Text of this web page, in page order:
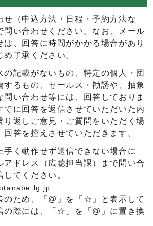
せ（申込方法・日程・予約方法な
問い合わせください。なお、メール
は、回答に時間がかかる場合があり
め了承ください。
の記載がないもの、特定の個人・団
するもの、セールス・勧誘や、抽象
問い合わせ等には、回答しておりま
でに回答を返信させていただいた内
り返しご意見・ご質問をいただく場
回答を控えさせていただきます。
手く動作せず送信できない場合に
アドレス（広聴担当課）まで問い合
してください。
のため、「@」を「☆」と表示して
の際には、「☆」を「@」に置き換